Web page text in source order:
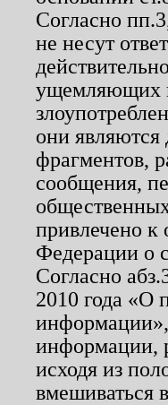
Согласно
не несут
ущемляющих
они
фрагментов,
сообщения,
привлечено к
Федерации о
Согласно
2010 года «О
информации,
исходя из
вмешиваться